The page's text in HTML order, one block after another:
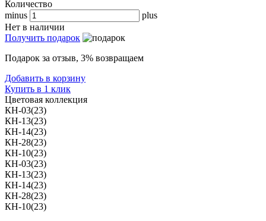
Количество
minus
plus
Нет в наличии
Получить подарок
Подарок за отзыв, 3% возвращаем
Добавить в корзину
Купить в 1 клик
Цветовая коллекция
КН-03(23)
КН-13(23)
КН-14(23)
КН-28(23)
КН-10(23)
КН-03(23)
КН-13(23)
КН-14(23)
КН-28(23)
КН-10(23)